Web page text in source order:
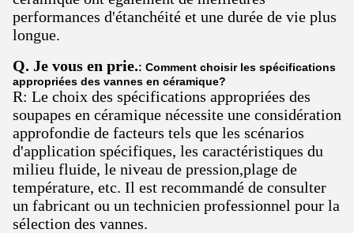
performances d'étanchéité et une durée de vie plus
longue.
Q. Je vous en prie.: Comment choisir les spécifications
appropriées des vannes en céramique?
R: Le choix des spécifications appropriées des
soupapes en céramique nécessite une considération
approfondie de facteurs tels que les scénarios
d'application spécifiques, les caractéristiques du
milieu fluide, le niveau de pression,plage de
température, etc. Il est recommandé de consulter
un fabricant ou un technicien professionnel pour la
sélection des vannes.